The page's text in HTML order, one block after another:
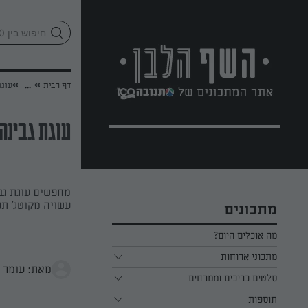
מתכונים
מה אוכלים היום?
מתכוני ארוחות
ארוחת בוקר
ארוחת צהריים
סלטים כריכים וממרחים
כל הסלטים כריכים וממרחים
תוספות
דף הבית »
...
»
עוגת
מחפשים עוגת
עשויה מקוטג'
מאת: עומר